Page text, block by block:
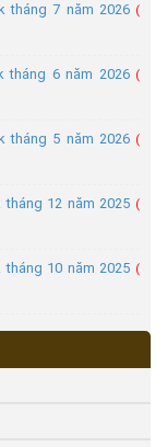
tháng 7 năm 2026 (
tháng 6 năm 2026 (
tháng 5 năm 2026 (
12 năm 2025 (
10 năm 2025 (